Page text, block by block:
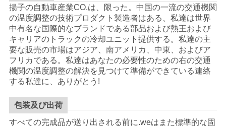
シ
ー
揚子の自動車産業CO.は、限った。中国の一流の交通機関
の温度調整の技術プロダクト製造者はある、私達は世界
中有名な国際的なブランドである部品および熱王および
キャリアのトラックの冷却ユニット提供する。私達の主
要な販売の市場はアジア、南アメリカ、中東、およびア
フリカである。私達はあなたの必要性のための右の交通
機関の温度調整の解決を見つけて準備ができている連絡
する私達に、ありがとう!
包装及び出荷
すべての完成品が送り出される前に.weはまた標準的な固